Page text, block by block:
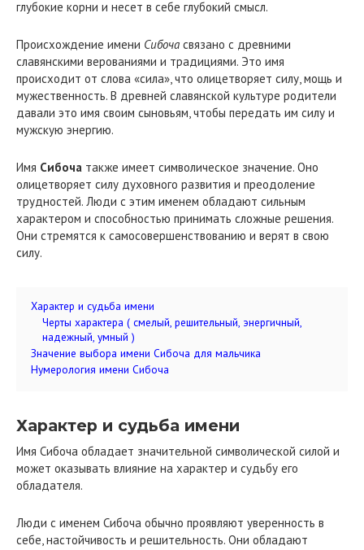
глубокие корни и несет в себе глубокий смысл.
Происхождение имени Сибоча связано с древними
славянскими верованиями и традициями. Это имя
происходит от слова «сила», что олицетворяет силу, мощь и
мужественность. В древней славянской культуре родители
давали это имя своим сыновьям, чтобы передать им силу и
мужскую энергию.
Имя Сибоча также имеет символическое значение. Оно
олицетворяет силу духовного развития и преодоление
трудностей. Люди с этим именем обладают сильным
характером и способностью принимать сложные решения.
Они стремятся к самосовершенствованию и верят в свою
силу.
Характер и судьба имени
Черты характера ( смелый, решительный, энергичный,
надежный, умный )
Значение выбора имени Сибоча для мальчика
Нумерология имени Сибоча
Характер и судьба имени
Имя Сибоча обладает значительной символической силой и
может оказывать влияние на характер и судьбу его
обладателя.
Люди с именем Сибоча обычно проявляют уверенность в
себе, настойчивость и решительность. Они обладают